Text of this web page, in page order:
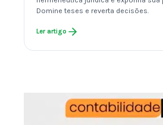
Domine teses e reverta decisões.
Ler artigo